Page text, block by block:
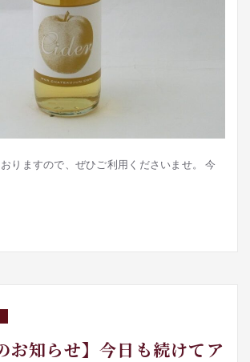
りますので、ぜひご利用くださいませ。 今
お知らせ】今日も続けてア